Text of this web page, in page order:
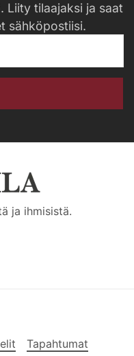
Liity tilaajaksi ja saat
sähköpostiisi.
ja ihmisistä.
Tapahtumat